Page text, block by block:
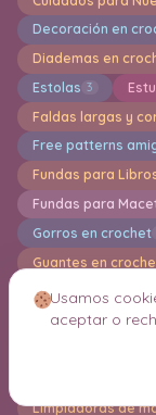
Decoración en
Diademas en
Estolas 3
Faldas largas y
Free patterns
Fundas para
Fundas para
Gorros en crochet
Guantes en
Hogar en crochet
Indiviaduales en
Limpiadoras de
Usamos
aceptar o